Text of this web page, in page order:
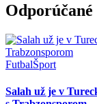
FutbalŠport
Salah už je v